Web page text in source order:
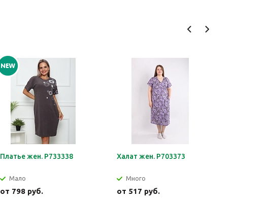
Платье жен. Р733338
Мало
от 798 руб.
Халат жен. Р703373
Много
от 517 руб.